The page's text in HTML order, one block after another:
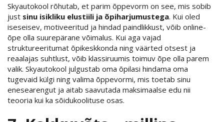
Skyautokool rõhutab, et parim õppevorm on see, mis sobib
just sinu isikliku elustiili ja õpiharjumustega. Kui oled
iseseisev, motiveeritud ja hindad paindlikkust, võib online-
õpe olla suurepärane võimalus. Kui aga vajad
struktureeritumat õpikeskkonda ning väärted otsest ja
reaalajas suhtlust, võib klassiruumis toimuv õpe olla parem
valik. Skyautokool julgustab oma õpilasi hindama oma
tugevaid külgi ning valima õppevormi, mis toetab sinu
enesearengut ja aitab saavutada maksimaalse edu nii
teooria kui ka sõidukoolituse osas.